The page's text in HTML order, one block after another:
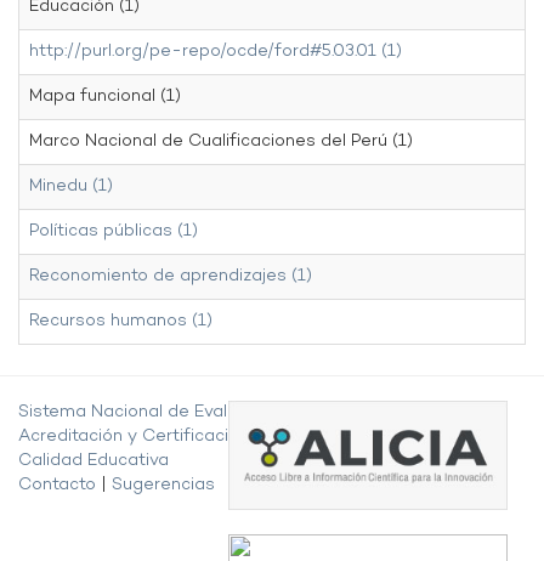
Educación (1)
http://purl.org/pe-repo/ocde/ford#5.03.01 (1)
Mapa funcional (1)
Marco Nacional de Cualificaciones del Perú (1)
Minedu (1)
Políticas públicas (1)
Reconomiento de aprendizajes (1)
Recursos humanos (1)
Sistema Nacional de Evaluación,
Acreditación y Certificación de la
Calidad Educativa
Contacto
Sugerencias